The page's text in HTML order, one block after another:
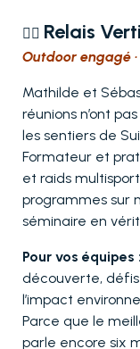
🧗‍♂️ Relais
Outdoor engagé ·
Mathilde et
réunions n’ont
les sentiers de
Formateur et
et raids
programmes sur
séminaire en
Pour vos équipes :
découverte,
l’impact
Parce que le
parle encore six